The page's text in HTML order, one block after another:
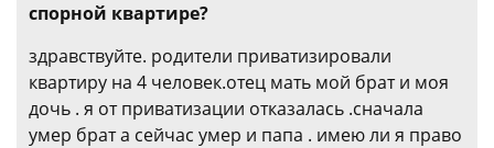
спорной квартире?
здравствуйте. родители приватизировали
квартиру на 4 человек.отец мать мой брат и моя
дочь . я от приватизации отказалась .сначала
умер брат а сейчас умер и папа . имею ли я право